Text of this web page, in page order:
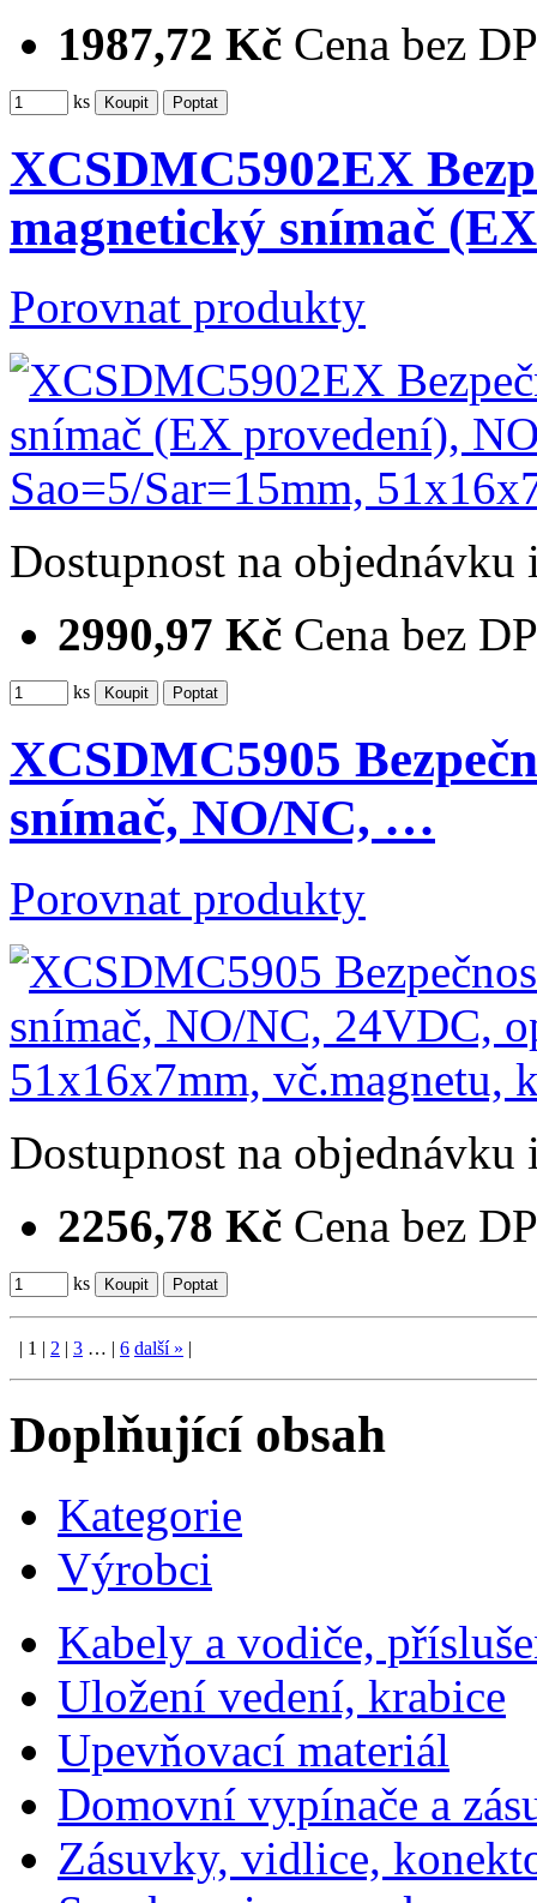
1987,72 Kč Cena bez
ks
XCSDMC5902EX
magnetický snímač
Porovnat produkty
Dostupnost na objednávku
2990,97 Kč Cena bez
ks
XCSDMC5905
snímač, NO/NC, …
Porovnat produkty
Dostupnost na objednávku
2256,78 Kč Cena bez
ks
| 1 | 2 | 3 … | 6 další» |
Doplňující obsah
Kategorie
Výrobci
Kabely a vodiče,
Uložení vedení, krabice
Upevňovací materiál
Domovní vypínače a
Zásuvky, vidlice,